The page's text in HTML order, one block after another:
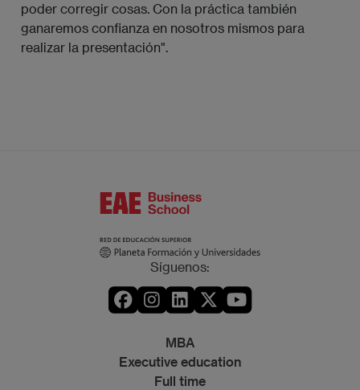
poder corregir cosas. Con la práctica también
ganaremos confianza en nosotros mismos para
realizar la presentación".
Síguenos:
MBA
Executive education
Full time